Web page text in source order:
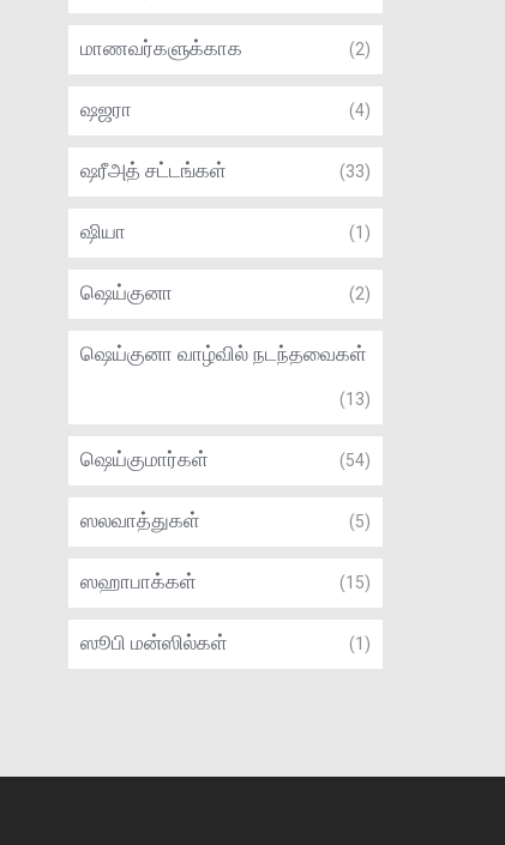
மாணவர்களுக்காக (2)
ஷஜரா (4)
ஷரீஅத் சட்டங்கள் (33)
ஷியா (1)
ஷெய்குனா (2)
ஷெய்குனா வாழ்வில் நடந்தவைகள்
(13)
ஷெய்குமார்கள் (54)
ஸலவாத்துகள் (5)
ஸஹாபாக்கள் (15)
ஸூபி மன்ஸில்கள் (1)